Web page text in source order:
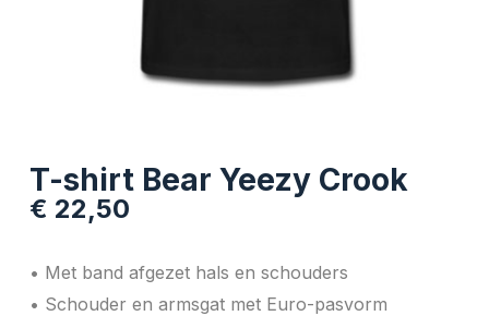
T-shirt Bear Yeezy Crook
€ 22,50
• Met band afgezet hals en schouders
• Schouder en armsgat met Euro-pasvorm